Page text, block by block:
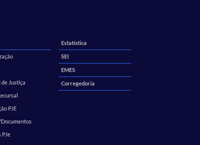
de Justiça
PJE
PJe
Estatística
SEI
EMES
Corregedoria